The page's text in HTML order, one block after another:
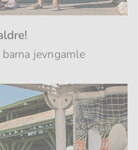
jevngamle